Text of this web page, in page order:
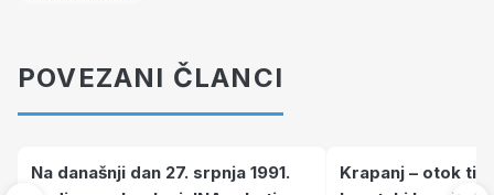
POVEZANI ČLANCI
Na današnji dan 27. srpnja 1991.
Krapanj – otok